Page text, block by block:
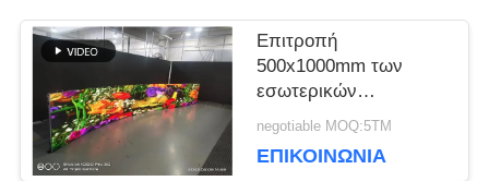
ΖΗΤΉΣΤΕ
ΜΙΑ
ΠΡΟΣΦΟΡΆ
Επιτροπή
500x1000mm των
εσωτερικών
οδηγήσεων ενοικίου
3840Hz γραφείο
negotiable MOQ:5ΤΜ
ΕΠΙΚΟΙΝΩΝΊΑ